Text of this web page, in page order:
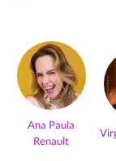
Ana Paula
Renault